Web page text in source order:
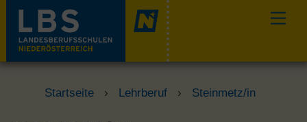
content
Startseite › Lehrberuf › Steinmetz/in